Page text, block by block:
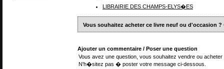
LIBRAIRIE DES CHAMPS-ELYS�ES
Vous souhaitez acheter ce livre neuf ou d'occasion ?
Ajouter un commentaire / Poser une question
Vous avez une question, vous souhaitez vendre ou
N'h�sitez pas � poster votre message ci-dessous.